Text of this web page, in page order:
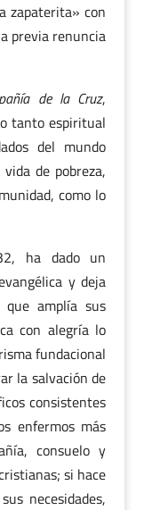
zapaterita» con
previa renuncia
de la Cruz,
tanto espiritual
del mundo
de pobreza,
como lo
ha dado un
y deja
amplía sus
con alegría lo
fundacional
la salvación de
consistentes
enfermos más
consuelo y
si hace
necesidades,